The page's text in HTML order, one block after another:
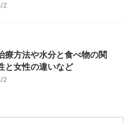
2
療方法や水分と食べ物の関
と女性の違いなど
2